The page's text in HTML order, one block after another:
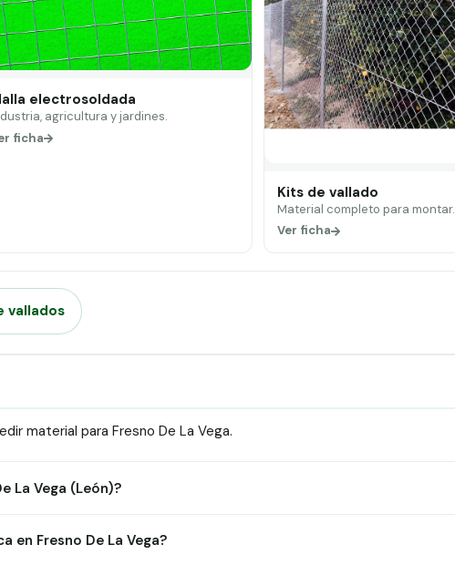
electrosoldada
agricultura y jardines.
ficha
Kits de vallado
Material completo para montar.
Ver ficha
vallados
material para Fresno De La Vega.
La Vega (León)?
en Fresno De La Vega?